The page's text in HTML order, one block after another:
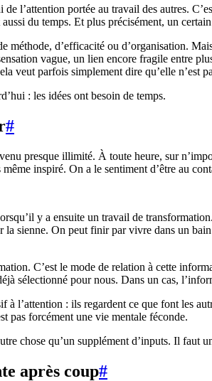
l’attention portée au travail des autres.
du temps. Et plus précisément, un
méthode, d’efficacité ou d’organisation.
vague, un lien encore fragile entre
veut parfois simplement dire qu’elle n’est
: les idées ont besoin de temps.
#
presque illimité. À toute heure, sur
inspiré. On a le sentiment d’être au
y a ensuite un travail de
la sienne. On peut finir par vivre dans un
C’est le mode de relation à cette
sélectionné pour nous. Dans un cas,
à l’attention : ils regardent ce que font les
pas forcément une vie mentale féconde.
chose qu’un supplément d’inputs. Il faut
après coup#